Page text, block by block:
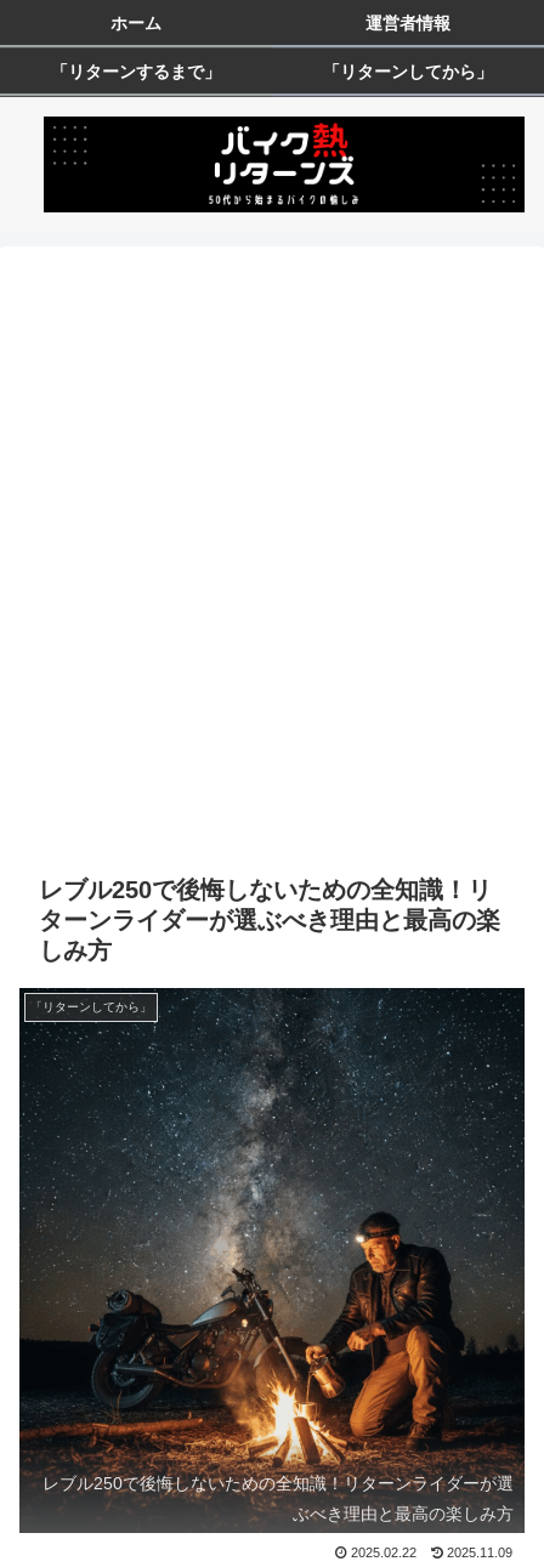
ホーム 運営者情報
「リターンするまで」 「リターンしてから」
レブル250で後悔しないための全知識！リ
ターンライダーが選ぶべき理由と最高の楽
しみ方
「リターンしてから」
レブル250で後悔しないための全知識！リターンライダーが選
ぶべき理由と最高の楽しみ方
2025.02.22 2025.11.09